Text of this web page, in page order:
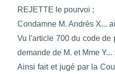
REJETTE le pourvoi ;
Condamne M. Andrès X...
Vu l'article 700 du code de
demande de M. et Mme Y... ;
Ainsi fait et jugé par la